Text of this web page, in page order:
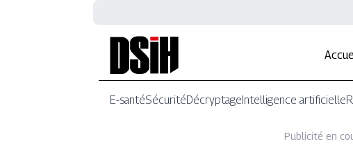
E-santéSécuritéDécryptageIntelligence artificielle
Publicité en